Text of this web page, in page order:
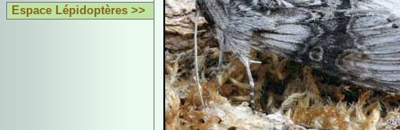
Espace Lépidoptères >>